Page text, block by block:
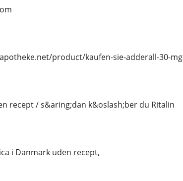
product/kaufen-sie-adderall-30-
recept / s&aring;dan k&oslash;ber du Ritalin
i Danmark uden recept,